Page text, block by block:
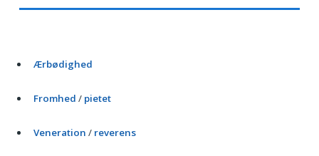
Ærbødighed
Fromhed / pietet
Veneration / reverens